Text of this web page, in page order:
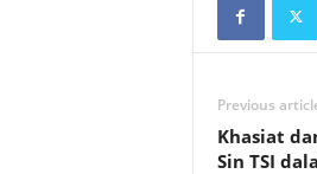
Previous
Khasiat
Sin TSI